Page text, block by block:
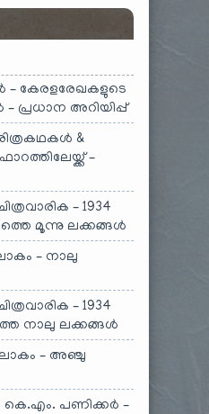
– കേരളരേഖകളുടെ
പ്രധാന അറിയിപ്പ്
&
–
– 1934
മൂന്നു ലക്കങ്ങൾ
– നാലു
– 1934
നാലു ലക്കങ്ങൾ
– അഞ്ചു
കെ.എം. പണിക്കർ –